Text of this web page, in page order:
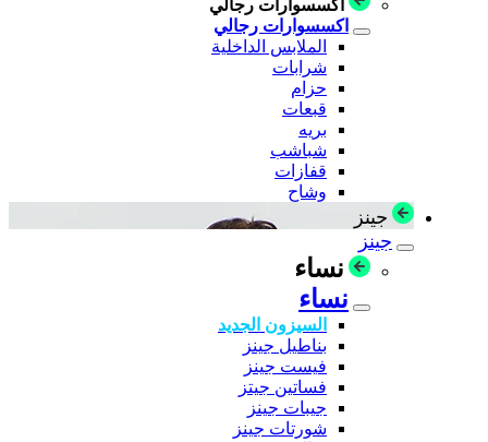
اكسسوارات رجالي
اكسسوارات رجالي
الملابس الداخلية
شرابات
حزام
قبعات
بريه
شباشب
قفازات
وشاح
جينز
جينز
نساء
نساء
السيزون الجديد
بناطيل جينز
فيست جينز
فساتين جيتز
جيبات جينز
شورتات جينز